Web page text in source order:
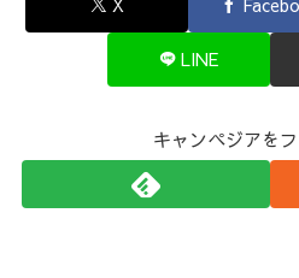
LINE
キャンペジアを